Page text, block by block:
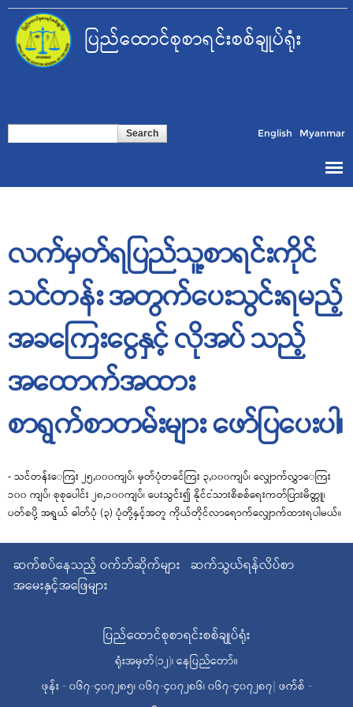
Skip to
content
ပြည်ထောင်စုစာရင်းစစ်ချုပ်ရုံး
Search form English Myanmar
လက်မှတ်ရပြည်သူ့စာရင်းကိုင်
သင်တန်း အတွက်ပေးသွင်းရမည့်
အခကြေးငွေနှင့် လိုအပ် သည့်
အထောက်အထား
စာရွက်စာတမ်းများ ဖော်ပြပေးပါ၊
-သင်တန်းေကြ း ၂၅,၀၀၀ကျပ်၊ မှတ်ပုံတင်ေကြ ၃,၀၀၀ကျပ်၊ လျှောက်လွှာေကြ
၁၀၀ ကျပ်၊ စုစုပေါင်း ၂၈,၁၀၀ကျပ်၊ ပေးသွင်း၍ နိုင်ငသားစိစစ်ရေးကတ်ပြားမိတ္တူ၊
ပတ်စပိုအရွယ် ဓါတ်ပုံ (၃) ပုံတို့နှင့်အတူ ကိုယ်တိုင်လာရောက်လျှောက်ထားရပါမယ်။
ဆက်စပ်နေသည့် ဝက်ဘ်ဆိုက်များ ဆက်သွယ်ရန်လိပ်စာ
အမေးနှင့်အဖြေများ
ပြည်ထောင်စုစာရင်းစစ်ချုပ်ရုံး
ရုံးအမှတ်(၁၂)၊ နေပြည်တော်။
ဖုန်း - ၀၆၇-၄၀၇၂၈၅၊ ၀၆၇-၄၀၇၂၈၆၊ ၀၆၇-၄၀၇၂၈၇| ဖက်စ် -